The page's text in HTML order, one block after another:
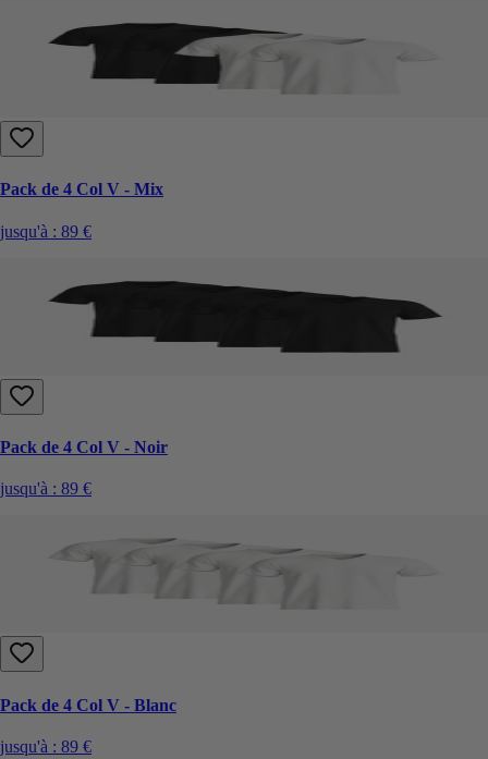
Pack de 4 Col V - Mix
jusqu'à : 89 €
Pack de 4 Col V - Noir
jusqu'à : 89 €
Pack de 4 Col V - Blanc
jusqu'à : 89 €